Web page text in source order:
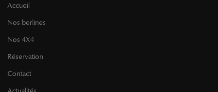
Accueil
Nos berlines
Nos 4X4
Réservation
Contact